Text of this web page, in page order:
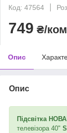
Код: 47564
749 ₴/
Опис
Опис
Підсвітка
телевізора 40"